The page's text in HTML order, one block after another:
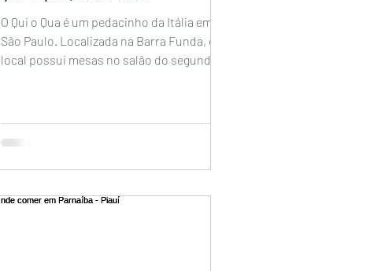
O Qui o Qua é um pedacinho da Itália em
São Paulo. Localizada na Barra Funda, o
local possui mesas no salão do segundo